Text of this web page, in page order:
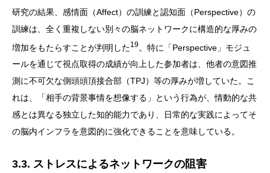
研究の結果、感情面（Affect）の訓練と認知面（Perspective）の
訓練は、全く重複しない別々の脳ネットワークに構造的な厚みの
増加をもたらすことが判明した19。特に「Perspective」モジュ
ールを通じて視点取得の成績が向上した参加者は、他者の意図推
測に不可欠な側頭頭頂接合部（TPJ）等の厚みが増していた。こ
れは、「相手の背景事情を想像する」という行為が、情動的な共
感とは異なる独立した知的能力であり、日常的な実践によってそ
の脳内インフラを意図的に強化できることを意味している。
3.3. ストレスによるネットワークの阻害